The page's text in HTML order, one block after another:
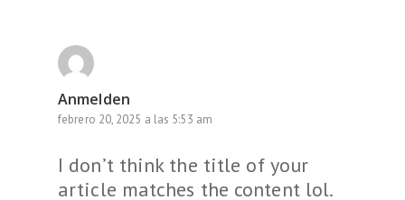
Anmelden
febrero 20, 2025 a las 5:53 am
I don’t think the title of your
article matches the content lol.